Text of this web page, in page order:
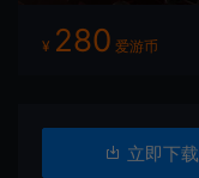
¥ 280 爱游币
立即下载